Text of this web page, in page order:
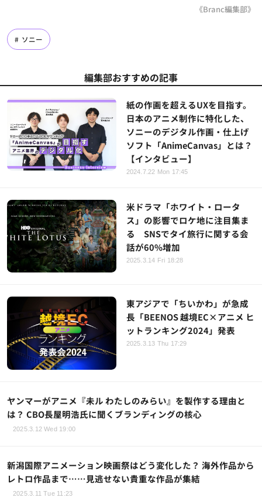
《Branc編集部》
ソニー
編集部おすすめの記事
紙の作画を超えるUXを目指す。
日本のアニメ制作に特化した、
ソニーのデジタル作画・仕上げ
ソフト「AnimeCanvas」とは？
【インタビュー】
2024.7.22 Mon 17:45
米ドラマ「ホワイト・ロータ
ス」の影響でロケ地に注目集ま
る SNSでタイ旅行に関する会
話が60%増加
2025.3.14 Fri 18:28
東アジアで「ちいかわ」が急成
長「BEENOS 越境EC×アニメ ヒ
ットランキング2024」発表
2025.3.13 Thu 17:29
ヤンマーがアニメ『未ル わたしのみらい』を製作する理由と
は？ CBO長屋明浩氏に聞くブランディングの核心
2025.3.12 Wed 19:00
新潟国際アニメーション映画祭はどう変化した？ 海外作品から
レトロ作品まで……見逃せない貴重な作品が集結
2025.3.11 Tue 11:23